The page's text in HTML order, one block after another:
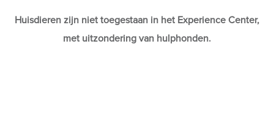
Huisdieren zijn niet toegestaan in het Experience Center,
met uitzondering van hulphonden.